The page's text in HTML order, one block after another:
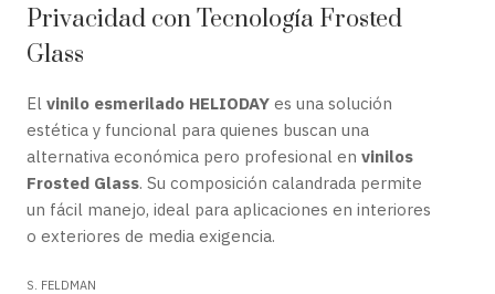
Privacidad con Tecnología Frosted
Glass
El vinilo esmerilado HELIODAY es una solución
estética y funcional para quienes buscan una
alternativa económica pero profesional en vinilos
Frosted Glass. Su composición calandrada permite
un fácil manejo, ideal para aplicaciones en interiores
o exteriores de media exigencia.
S. FELDMAN